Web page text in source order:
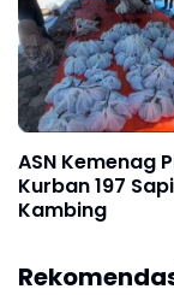
ASN Kemenag
Kurban 197
Kambing